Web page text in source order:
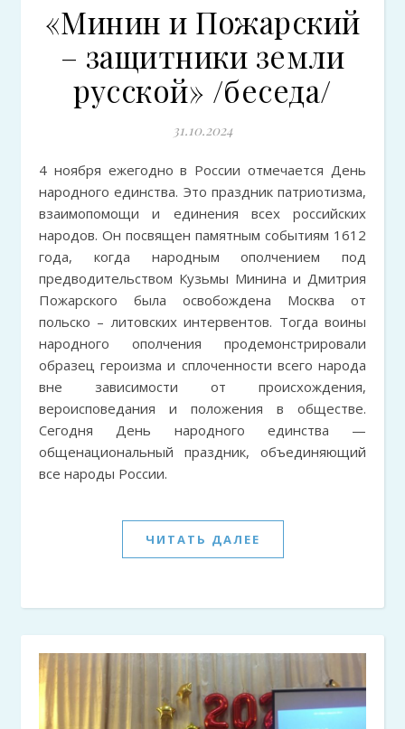
«Минин и Пожарский
– защитники земли
русской» /беседа/
31.10.2024
4 ноября ежегодно в России отмечается День
народного единства. Это праздник патриотизма,
взаимопомощи и единения всех российских
народов. Он посвящен памятным событиям 1612
года, когда народным ополчением под
предводительством Кузьмы Минина и Дмитрия
Пожарского была освобождена Москва от
польско – литовских интервентов. Тогда воины
народного ополчения продемонстрировали
образец героизма и сплоченности всего народа
вне зависимости от происхождения,
вероисповедания и положения в обществе.
Сегодня День народного единства —
общенациональный праздник, объединяющий
все народы России.
ЧИТАТЬ ДАЛЕЕ